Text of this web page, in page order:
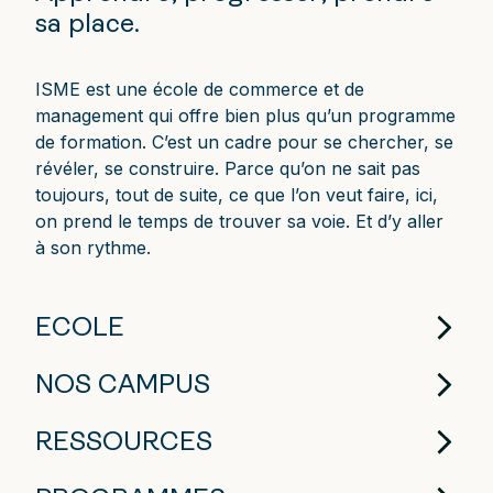
sa place.
ISME est une école de commerce et de
management qui offre bien plus qu’un programme
de formation. C’est un cadre pour se chercher, se
révéler, se construire. Parce qu’on ne sait pas
toujours, tout de suite, ce que l’on veut faire, ici,
on prend le temps de trouver sa voie. Et d’y aller
à son rythme.
ECOLE
NOS CAMPUS
RESSOURCES